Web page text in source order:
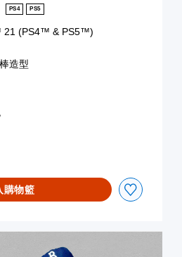
PS4 PS5
21 (PS4™ & PS5™)
造型
購物籃